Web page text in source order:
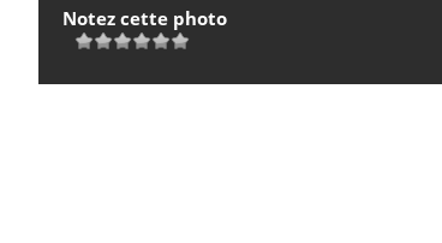
Notez cette photo